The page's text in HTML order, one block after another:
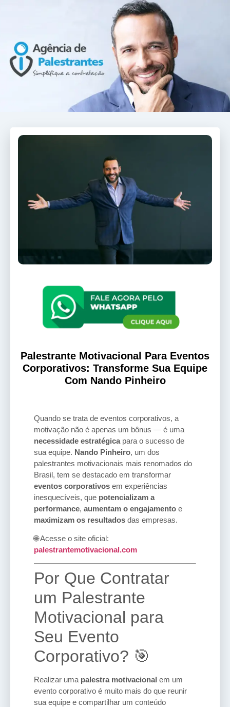
Palestrante Motivacional Para Eventos
Corporativos: Transforme Sua Equipe
Com Nando Pinheiro
Quando se trata de eventos corporativos, a
motivação não é apenas um bônus — é uma
necessidade estratégicapara o sucesso de
sua equipe. Nando Pinheiro, um dos
palestrantes motivacionais mais renomados do
Brasil, tem se destacado em transformar
eventos corporativos em experiências
inesquecíveis, que potencializam a
performance, aumentam o engajamento e
maximizam os resultados das empresas.
🌐 Acesse o site oficial:
palestrantemotivacional.com
Por Que Contratar
um Palestrante
Motivacional para
Seu Evento
Corporativo? 🎯
Realizar uma palestra motivacional em um
evento corporativo é muito mais do que reunir
sua equipe e compartilhar um conteúdo